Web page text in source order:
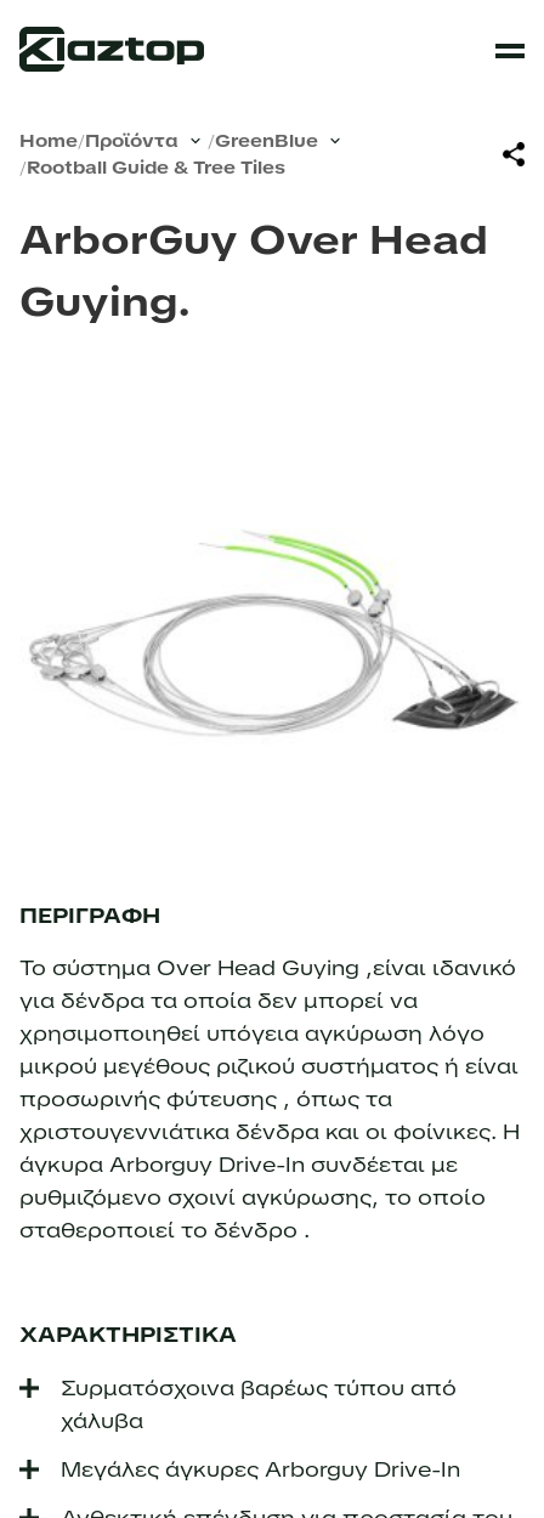
Home/Προϊόντα /GreenBlue
/Rootball Guide & Tree Tiles
ArborGuy Over Head
Guying
ΠΕΡΙΓΡΑΦΗ
Το σύστημα Over Head Guying ,είναι ιδανικό
για δένδρα τα οποία δεν μπορεί να
χρησιμοποιηθεί υπόγεια αγκύρωση λόγο
μικρού μεγέθους ριζικού συστήματος ή είναι
προσωρινής φύτευσης , όπως τα
χριστουγεννιάτικα δένδρα και οι φοίνικες. Η
άγκυρα Arborguy Drive-In συνδέεται με
ρυθμιζόμενο σχοινί αγκύρωσης, το οποίο
σταθεροποιεί το δένδρο .
ΧΑΡΑΚΤΗΡΙΣΤΙΚΑ
Συρματόσχοινα βαρέως τύπου από
χάλυβα
Μεγάλες άγκυρες Arborguy Drive-In